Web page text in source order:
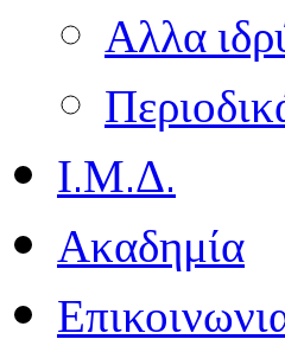
Αλλα
Ι.Μ.Δ.
Ακαδημία